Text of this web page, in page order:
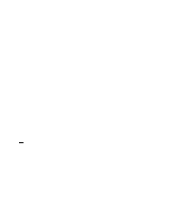
-